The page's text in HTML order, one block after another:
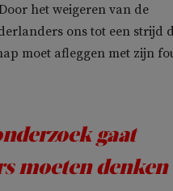
het weigeren van de
ons tot een strijd
moet afleggen met zijn
gaat
moeten denken